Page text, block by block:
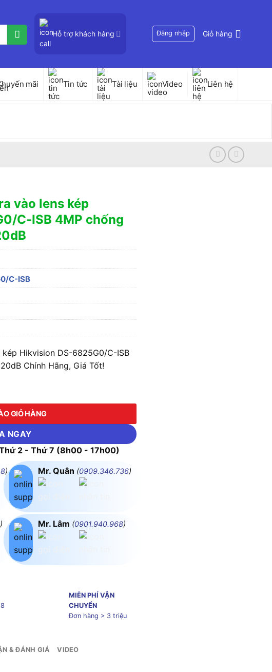
Hỗ trợ khách hàng Đăng nhập Giỏ hàng
mãi Tin tức Tài liệu Video Liên hệ
vào lens kép
C-ISB 4MP chống
C-ISB
Hikvision DS-6825G0/C-ISB
Chính Hãng, Giá Tốt!
Hikvision DS-6825G0/C-ISB 4MP chống ngược sáng WDR 120dB số lượng
GIỎ HÀNG
NGAY
2 - Thứ 7 (8h00 - 17h00)
)
)
Mr. Quân (0909.346.736)
Mr. Lâm (0901.940.968)
MIỄN PHÍ VẬN
CHUYỂN
Đơn hàng > 3 triệu
& ĐÁNH GIÁ VIDEO